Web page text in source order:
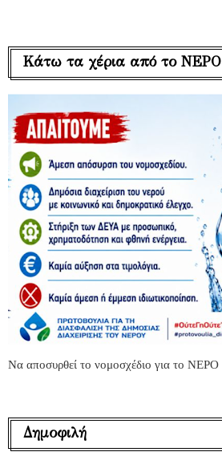
Κάτω τα χέρια από το ΝΕΡΟ
Να αποσυρθεί το νομοσχέδιο για το ΝΕΡΟ
Δημοφιλή